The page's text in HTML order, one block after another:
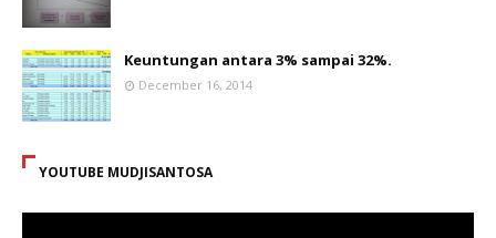
Keuntungan antara 3% sampai 32%.
December 16, 2014
YOUTUBE MUDJISANTOSA